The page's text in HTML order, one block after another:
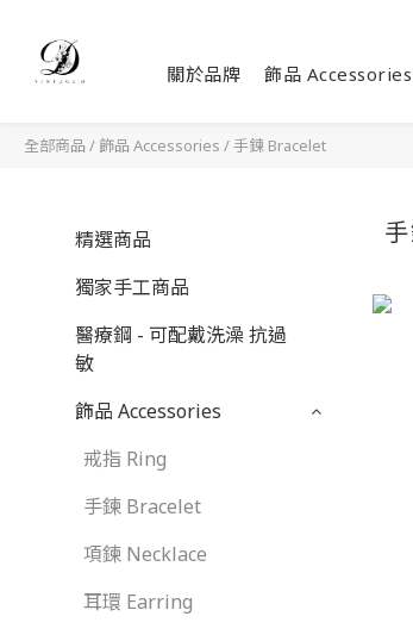
關於品牌 飾品 Accessories
全部商品 / 飾品 Accessories /手鍊 Bracelet
精選商品
獨家手工商品
醫療鋼 - 可配戴洗澡 抗過
敏
飾品 Accessories
戒指 Ring
手鍊 Bracelet
項鍊 Necklace
耳環 Earring